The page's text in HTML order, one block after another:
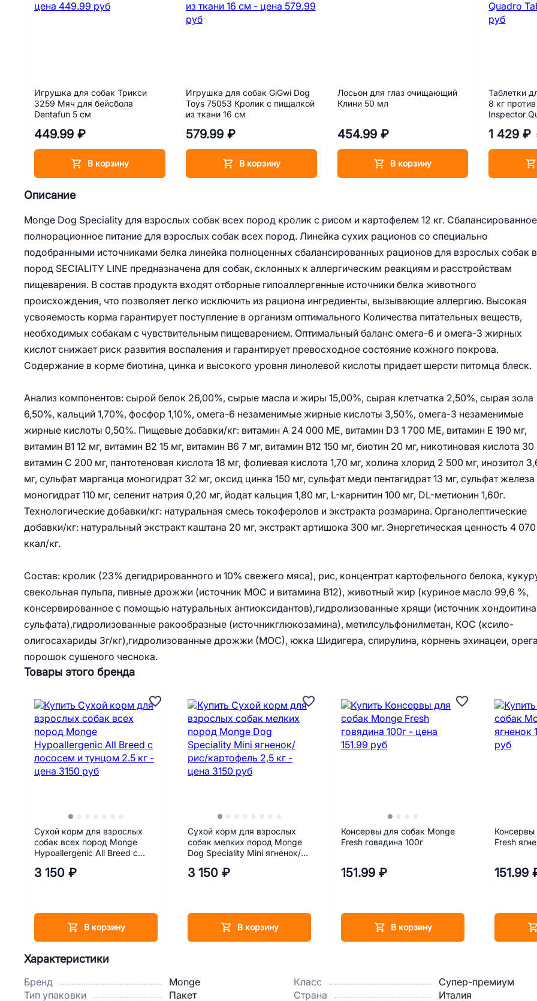
Описание
Monge Dog Speciality для взрослых собак всех пород кролик с рисом и картофелем 12 кг. Сбалансированное
полнорационное питание для взрослых собак всех пород. Линейка сухих рационов со специально
подобранными источниками белка линейка полноценных сбалансированных рационов для взрослых собак
пород SECIALITY LINE предназначена для собак, склонных к аллергическим реакциям и расстройствам
пищеварения. В состав продукта входят отборные гипоаллергенные источники белка животного
происхождения, что позволяет легко исключить из рациона ингредиенты, вызывающие аллергию. Высокая
усвояемость корма гарантирует поступление в организм оптимального Количества питательных веществ,
необходимых собакам с чувствительным пищеварением. Оптимальный баланс омега-6 и омега-3 жирных
кислот снижает риск развития воспаления и гарантирует превосходное состояние кожного покрова.
Содержание в корме биотина, цинка и высокого уровня линолевой кислоты придает шерсти питомца блеск.
Анализ компонентов: сырой белок 26,00%, сырые масла и жиры 15,00%, сырая клетчатка 2,50%, сырая зола
6,50%, кальций 1,70%, фосфор 1,10%, омега-6 незаменимые жирные кислоты 3,50%, омега-3 незаменимые
жирные кислоты 0,50%. Пищевые добавки/кг: витамин А 24 000 МЕ, витамин D3 1 700 МЕ, витамин Е 190 мг,
витамин B1 12 мг, витамин B2 15 мг, витамин В6 7 мг, витамин B12 150 мг, биотин 20 мг, никотиновая кислота 30
витамин C 200 мг, пантотеновая кислота 18 мг, фолиевая кислота 1,70 мг, холина хлорид 2 500 мг, инозитол
мг, сульфат марганца моногидрат 32 мг, оксид цинка 150 мг, сульфат меди пентагидрат 13 мг, сульфат железа
моногидрат 110 мг, селенит натрия 0,20 мг, йодат кальция 1,80 мг, L-карнитин 100 мг, DL-метионин 1,60г.
Технологические добавки/кг: натуральная смесь токоферолов и экстракта розмарина. Органолептические
добавки/кг: натуральный экстракт каштана 20 мг, экстракт артишока 300 мг. Энергетическая ценность 4 070
ккал/кг.
Состав: кролик (23% дегидрированного и 10% свежего мяса), рис, концентрат картофельного белока,
свекольная пульпа, пивные дрожжи (источник МОС и витамина B12), животный жир (куриное масло 99,6 %,
консервированное с помощью натуральных антиоксидантов),гидролизованные хрящи (источник хондоитина
сульфата),гидролизованные ракообразные (источникглюкозамина), метилсульфонилметан, КОС (ксило-
олигосахариды 3г/кг),гидролизованные дрожжи (МОС), юкка Шидигера, спирулина, корнень эхинацеи,
порошок сушеного чеснока.
Игрушка для собак Трикси
3259 Мяч для бейсбола
Dentafun 5 см
449.99 ₽
В корзину
Игрушка для собак GiGwi Dog
Toys 75053 Кролик с пищалкой
из ткани 16 см
579.99 ₽
В корзину
Лосьон для глаз очищающий
Клини 50 мл
454.99 ₽
В корзину
Таблетки
8 кг
Inspector
1 429 ₽
Товары этого бренда
Сухой корм для взрослых
собак всех пород Monge
Hypoallergenic All Breed c
3 150 ₽
В корзину
Сухой корм для взрослых
собак мелких пород Monge
Dog Speciality Mini ягненок/
3 150 ₽
В корзину
Консервы для собак Monge
Fresh говядина 100г
151.99 ₽
В корзину
Консервы
Fresh
151.99
Характеристики
Бренд
Monge
Тип упаковки
Пакет
Класс
Супер-премиум
Страна
Италия